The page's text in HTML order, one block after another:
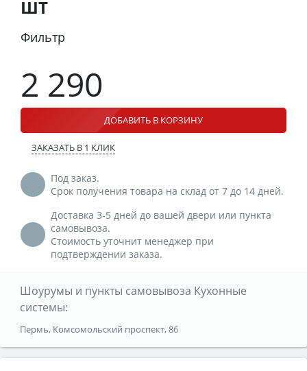
ШТ
Фильтр
2 290
ДОБАВИТЬ В КОРЗИНУ
ЗАКАЗАТЬ В 1 КЛИК
Под заказ.
Срок получения товара на склад от 7 до 14 дней.
Доставка 3-5 дней до вашей двери или пункта
самовывоза.
Стоимость уточнит менеджер при
подтверждении заказа.
Шоурумы и пункты самовывоза Кухонные
системы:
Пермь, Комсомольский проспект, 86